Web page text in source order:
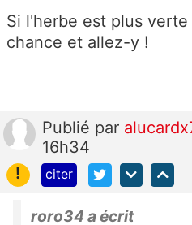
Si l'herbe est plus
chance et allez-y !
Publié par
16h34
!
citer
roro34 a écrit